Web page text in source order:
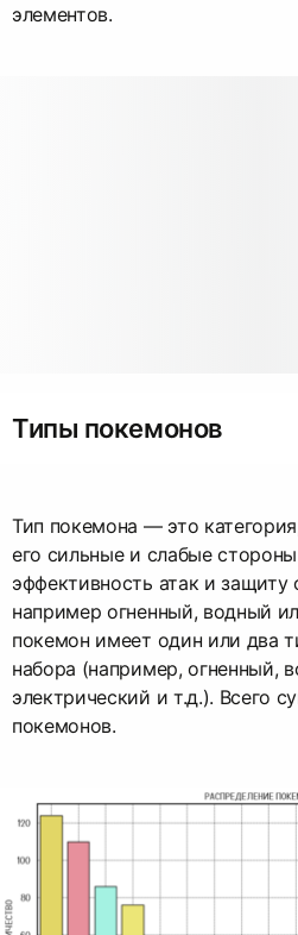
элементов.
Типы покемонов
Тип покемона — это
его сильные и слабые
эффективность атак и защиту
например огненный, водный
покемон имеет один или два
набора (например, огненный,
электрический и т.д.). Всего
покемонов.